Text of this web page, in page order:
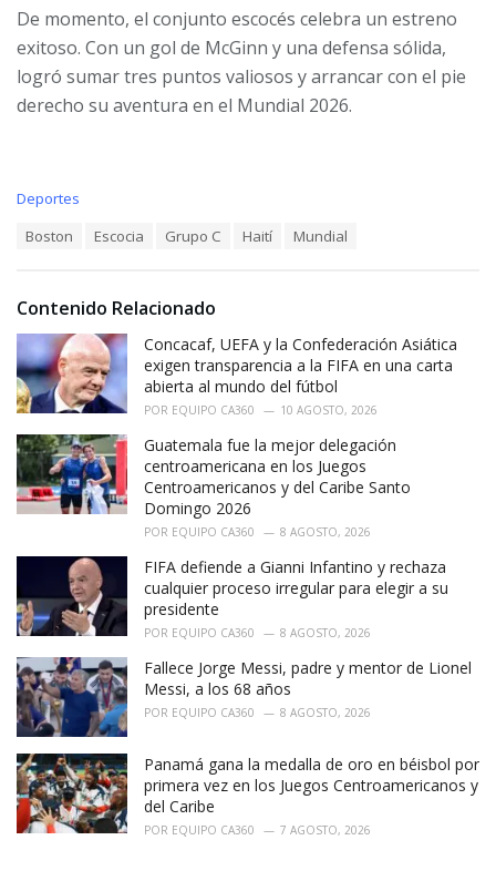
De momento, el conjunto escocés celebra un estreno
exitoso. Con un gol de McGinn y una defensa sólida,
logró sumar tres puntos valiosos y arrancar con el pie
derecho su aventura en el Mundial 2026.
C
o
r
i
e
s
:
Deportes
:
Boston Escocia Grupo C Haití Mundial
Contenido Relacionado
Concacaf, UEFA y la Confederación Asiática
exigen transparencia a la FIFA en una carta
abierta al mundo del fútbol
POR EQUIPO CA360 10 AGOSTO, 2026
Guatemala fue la mejor delegación
centroamericana en los Juegos
Centroamericanos y del Caribe Santo
Domingo 2026
POR EQUIPO CA360 8 AGOSTO, 2026
FIFA defiende a Gianni Infantino y rechaza
cualquier proceso irregular para elegir a su
presidente
POR EQUIPO CA360 8 AGOSTO, 2026
Fallece Jorge Messi, padre y mentor de Lionel
Messi, a los 68 años
POR EQUIPO CA360 8 AGOSTO, 2026
Panamá gana la medalla de oro en béisbol por
primera vez en los Juegos Centroamericanos y
del Caribe
POR EQUIPO CA360 7 AGOSTO, 2026